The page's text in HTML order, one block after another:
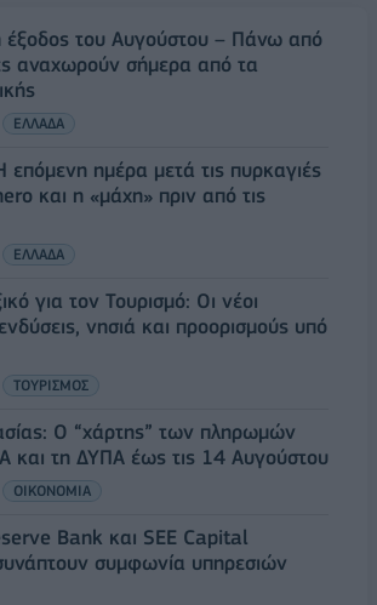
έξοδος του Αυγούστου – Πάνω από
αναχωρούν σήμερα από τα
ΕΛΛΑΔΑ
επόμενη ημέρα μετά τις πυρκαγιές
και η «μάχη» πριν από τις
ΕΛΛΑΔΑ
για τον Τουρισμό: Οι νέοι
νησιά και προορισμούς υπό
ΤΟΥΡΙΣΜΟΣ
Ο “χάρτης” των πληρωμών
και τη ΔΥΠΑ έως τις 14 Αυγούστου
ΟΙΚΟΝΟΜΙΑ
Bank και SEE Capital
συμφωνία υπηρεσιών